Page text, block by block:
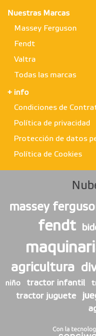
Nuestras Marcas
Massey Ferguson
Fendt
Valtra
Todas las marcas
+ info
Condiciones de
Política de privacidad
Protección de datos
Política de Cookies
massey
fendt
agricultura
niño tractor infantil
tractor juguete